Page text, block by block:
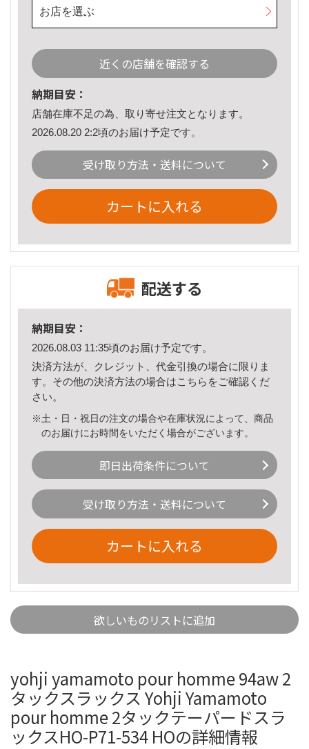
お店を選ぶ
近くの店舗を確認する
納期目安：
店舗在庫不足の為、取り寄せ注文となります。
2026.08.20 2:2頃のお届け予定です。
受け取り方法・送料について
カートに入れる
配送する
納期目安：
2026.08.03 11:35頃のお届け予定です。
決済方法が、クレジット、代金引換の場合に限りま
す。その他の決済方法の場合はこちら をご確認くだ
さい。
※土・日・祝日の注文の場合や在庫状況によって、商品
のお届けにお時間をいただく場合がございます。
即日出荷条件について
受け取り方法・送料について
カートに入れる
欲しいものリストに追加
yohji yamamoto pour homme 94aw 2
タックスラックス Yohji Yamamoto
pour homme 2タックテーパードスラ
ックスHO-P71-534 HOの詳細情報